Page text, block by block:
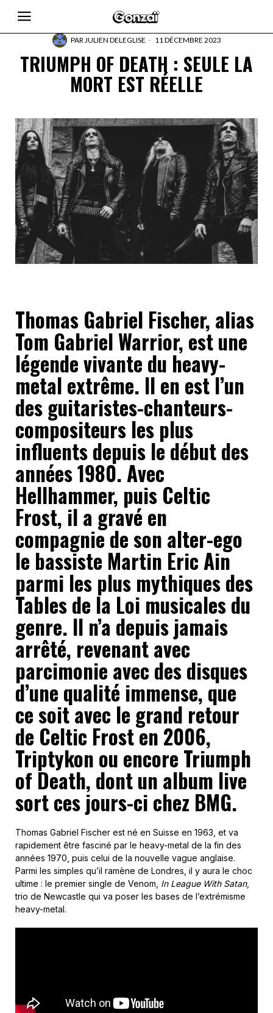
PARJULIEN DELEGLISE 11 DÉCEMBRE 2023
TRIUMPH OF DEATH : SEULE LA
MORT EST RÉELLE
Thomas Gabriel Fischer, alias
Tom Gabriel Warrior, est une
légende vivante du heavy-
metal extrême. Il en est l’un
des guitaristes-chanteurs-
compositeurs les plus
influents depuis le début des
années 1980. Avec
Hellhammer, puis Celtic
Frost, il a gravé en
compagnie de son alter-ego
le bassiste Martin Eric Ain
parmi les plus mythiques des
Tables de la Loi musicales du
genre. Il n’a depuis jamais
arrêté, revenant avec
parcimonie avec des disques
d’une qualité immense, que
ce soit avec le grand retour
de Celtic Frost en 2006,
Triptykon ou encore Triumph
of Death, dont un album live
sort ces jours-ci chez BMG.
Thomas Gabriel Fischer est né en Suisse en 1963, et va
rapidement être fasciné par le heavy-metal de la fin des
années 1970, puis celui de la nouvelle vague anglaise.
Parmi les simples qu’il ramène de Londres, il y aura le choc
ultime : le premier single de Venom, In League With Satan,
trio de Newcastle qui va poser les bases de l’extrémisme
heavy-metal.